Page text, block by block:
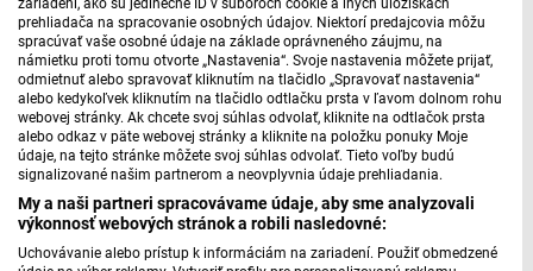
zariadení, ako sú jedinečné ID v súboroch cookie a iných úložiskách
prehliadača na spracovanie osobných údajov. Niektorí predajcovia môžu
spracúvať vaše osobné údaje na základe oprávneného záujmu, na
námietku proti tomu otvorte „Nastavenia“. Svoje nastavenia môžete prijať,
odmietnuť alebo spravovať kliknutím na tlačidlo „Spravovať nastavenia“
alebo kedykoľvek kliknutím na tlačidlo odtlačku prsta v ľavom dolnom rohu
webovej stránky. Ak chcete svoj súhlas odvolať, kliknite na odtlačok prsta
alebo odkaz v päte webovej stránky a kliknite na položku ponuky Moje
údaje, na tejto stránke môžete svoj súhlas odvolať. Tieto voľby budú
signalizované našim partnerom a neovplyvnia údaje prehliadania.
My a naši partneri spracovávame údaje, aby sme analyzovali
výkonnosť webových stránok a robili nasledovné:
Uchovávanie alebo prístup k informáciám na zariadení. Použiť obmedzené
Obnovujú staré odrody viniča
Za typický vinohradnícky a vinársky región sa považuje
Modra a Pezinok. Tak ako...
8. 5. 2026 | 15:39